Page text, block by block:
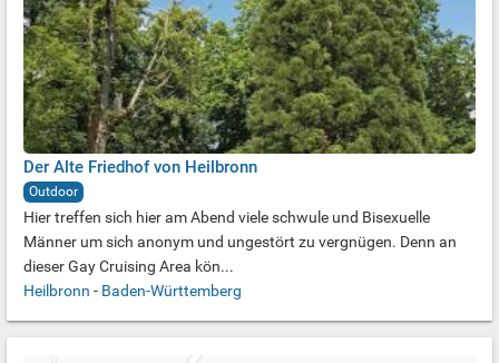
Der Alte Friedhof von Heilbronn
Outdoor
Hier treffen sich hier am Abend viele schwule und Bisexuelle
Männer um sich anonym und ungestört zu vergnügen. Denn an
dieser Gay Cruising Area kön...
Heilbronn - Baden-Württemberg